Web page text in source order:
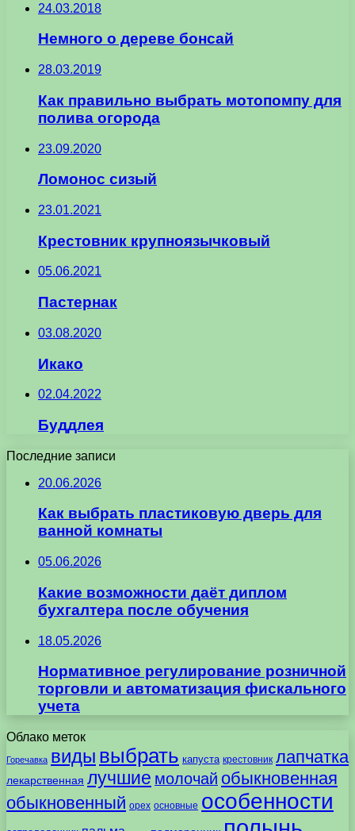
24.03.2018
Немного о дереве бонсай
28.03.2019
Как правильно выбрать мотопомпу для
полива огорода
23.09.2020
Ломонос сизый
23.01.2021
Крестовник крупноязычковый
05.06.2021
Пастернак
03.08.2020
Икако
02.04.2022
Буддлея
Последние записи
20.06.2026
Как выбрать пластиковую дверь для
ванной комнаты
05.06.2026
Какие возможности даёт диплом
бухгалтера после обучения
18.05.2026
Нормативное регулирование розничной
торговли и автоматизация фискального
учета
Облако меток
Горечавка виды выбрать капуста крестовник лапчатка
лекарственная лучшие молочай обыкновенная
обыкновенный орех основные особенности